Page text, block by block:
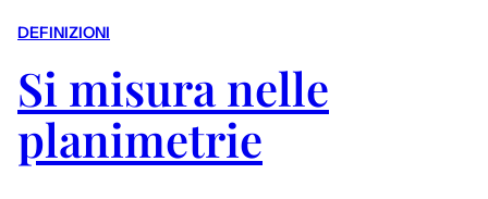
DEFINIZIONI
Si misura nelle
planimetrie